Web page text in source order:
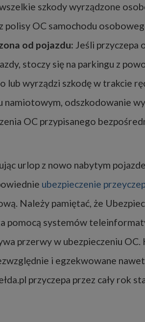
szkody wyrządzone
polisy OC samochodu
od pojazdu: Jeśli przyczepa
stoczy się na parkingu z
lub wyrządzi szkodę w trakcie
namiotowym, odszkodowanie
OC przypisanego
urlop z nowo nabytym
ubezpieczenie
Należy pamiętać, że
pomocą systemów
przerwy w ubezpieczeniu OC.
i egzekwowane
przyczepa przez cały rok